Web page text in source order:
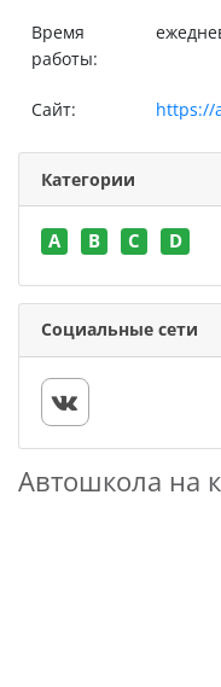
Время
работы:
Сайт: https://
Категории
A B C D
Социальные сети
Автошкола на